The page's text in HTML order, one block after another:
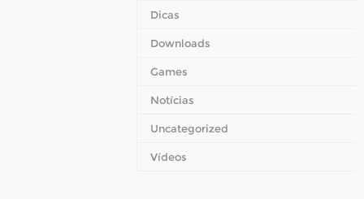
Dicas
Downloads
Games
Notícias
Uncategorized
Vídeos